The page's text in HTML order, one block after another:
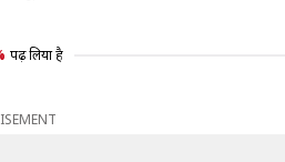
पढ़ लिया है